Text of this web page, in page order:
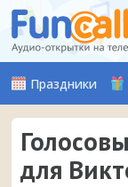
Праздники
для